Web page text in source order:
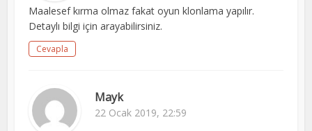
Maalesef kırma olmaz fakat oyun klonlama yapılır.
Detaylı bilgi için arayabilirsiniz.
Cevapla
Mayk
22 Ocak 2019, 22:59